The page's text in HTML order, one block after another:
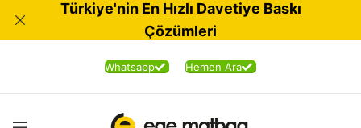
Whatsapp Hemen Ara
Türkiye'nin En Hızlı Davetiye Baskı
Çözümleri